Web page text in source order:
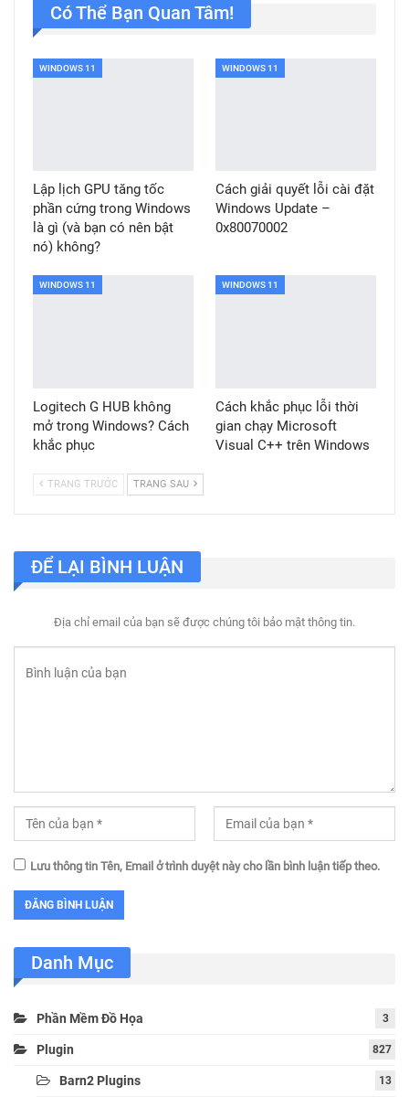
Có Thể Bạn Quan Tâm!
WINDOWS 11
Lập lịch GPU tăng tốc
phần cứng trong Windows
là gì (và bạn có nên bật
nó) không?
WINDOWS 11
Cách giải quyết lỗi cài đặt
Windows Update –
0x80070002
WINDOWS 11
Logitech G HUB không
mở trong Windows? Cách
khắc phục
WINDOWS 11
Cách khắc phục lỗi thời
gian chạy Microsoft
Visual C++ trên Windows
TRANG TRƯỚC TRANG SAU
ĐỂ LẠI BÌNH LUẬN
Địa chỉ email của bạn sẽ được chúng tôi bảo mật thông tin.
Lưu thông tin Tên, Email ở trình duyệt này cho lần bình luận tiếp theo.
Danh Mục
Phần Mềm Đồ Họa 3
Plugin 827
Barn2 Plugins 13